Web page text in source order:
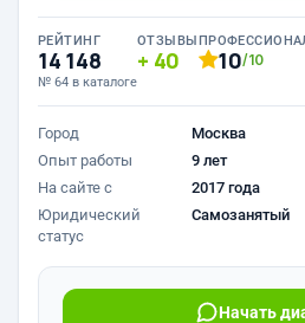
РЕЙТИНГ
14 148
№ 64 в каталоге
ОТЗЫВЫ
40 10/10
Город
Москва
Опыт работы
9 лет
На сайте с
2017 года
Юридический
статус
Самозанятый
Начать